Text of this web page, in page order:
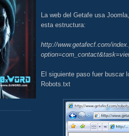
La web del Getafe usa
esta estructura:
http://www.getafecf.com/
El siguiente paso fuer buscar
Robots.txt